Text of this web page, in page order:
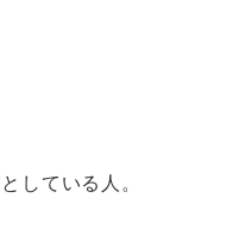
している人。